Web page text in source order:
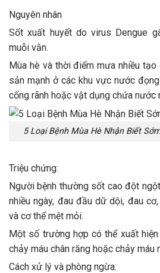
Nguyên nhân
Sốt xuất huyết do virus Dengue
muỗi vằn.
Mùa hè và thời điểm mưa nhiều
sản mạnh ở các khu vực nước
cống rãnh hoặc vật dụng chứa nước
5 Loại Bệnh Mùa Hè Nhận Biết
Triệu chứng:
Người bệnh thường sốt cao đột
nhiều ngày, đau đầu dữ dội, đau
và cơ thể mệt mỏi.
Một số trường hợp có thể xuất
chảy máu chân răng hoặc chảy máu
Cách xử lý và phòng ngừa: